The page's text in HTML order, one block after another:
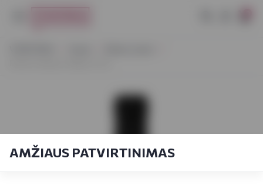
AMŽIAUS PATVIRTINIMAS